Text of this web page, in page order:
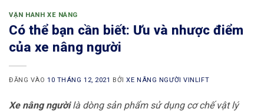
VẬN HÀNH XE NÂNG
Có thể bạn cần biết: Ưu và nhược điểm
của xe nâng người
ĐĂNG VÀO10 THÁNG 12, 2021 BỞIXE NÂNG NGƯỜI VINLIFT
Xe nâng ngườilà dòng sản phẩm sử dụng cơ chế vật lý